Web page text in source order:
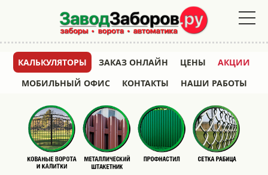
КАЛЬКУЛЯТОРЫ ЗАКАЗ ОНЛАЙН ЦЕНЫ
АКЦИИ
МОБИЛЬНЫЙ ОФИС
КОНТАКТЫ НАШИ РАБОТЫ